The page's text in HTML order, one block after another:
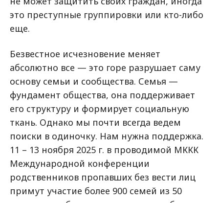
это преступные группировки или кто-либо
еще.
Безвестное исчезновение меняет
абсолютно все — это горе разрушает саму
основу семьи и сообщества. Семья —
фундамент общества, она поддерживает
его структуру и формирует социальную
ткань. Однако мы почти всегда ведем
поиски в одиночку. Нам нужна поддержка.
11 – 13 ноября 2025 г. в проводимой МККК
Международной конференции
родственников пропавших без вести лиц
примут участие более 900 семей из 50